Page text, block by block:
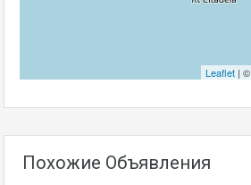
Leaflet | ©
Похожие Объявления